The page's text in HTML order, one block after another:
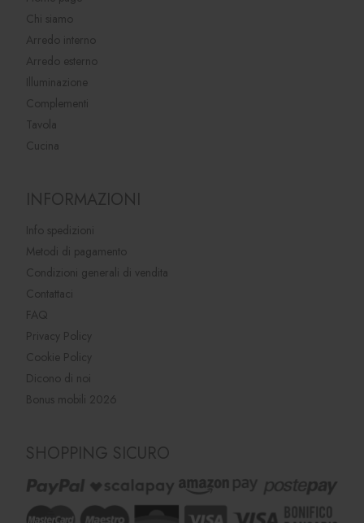
Chi siamo
Arredo interno
Arredo esterno
Illuminazione
Complementi
Tavola
Cucina
INFORMAZIONI
Info spedizioni
Metodi di pagamento
Condizioni generali di vendita
Contattaci
FAQ
Privacy Policy
Cookie Policy
Dicono di noi
Bonus mobili 2026
SHOPPING SICURO